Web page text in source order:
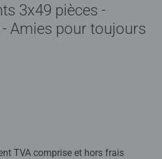
3x49 pièces -
Amies pour toujours
TVA comprise et hors frais